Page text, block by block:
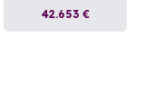
42.653 €